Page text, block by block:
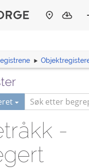
-